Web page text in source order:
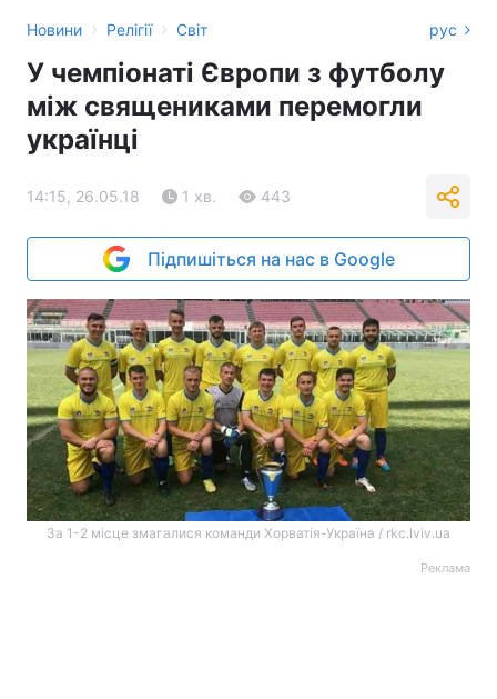
Новини › Релігії › Світ рус
У чемпіонаті Європи з футболу
між священиками перемогли
українці
14:15, 26.05.18 1 хв. 443
Підпишіться на нас в Google
За 1-2 місце змагалися команди Хорватія-Україна / rkc.lviv.ua
Реклама